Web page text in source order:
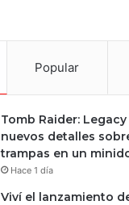
Popular
Tomb Raider:
nuevos detalles
trampas en un
Hace 1 día
Viví el lanzamiento